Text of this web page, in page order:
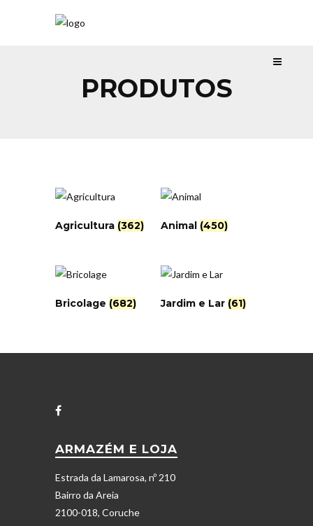
PRODUTOS
Agricultura (362) Animal (450)
Bricolage (682) Jardim e Lar (61)
ARMAZÉM E LOJA
Estrada da Lamarosa, nº 210
Bairro da Areia
2100-018, Coruche